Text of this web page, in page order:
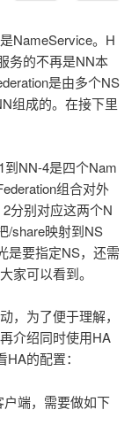
NameService。H
务的不再是NN本
是由多个NS
组成的。在接下里
NN-4是四个Nam
组合对外
分别对应这两个N
/share映射到NS
是要指定NS，还需
家可以看到。
，为了便于理解，
介绍同时使用HA
的配置：
端，需要做如下